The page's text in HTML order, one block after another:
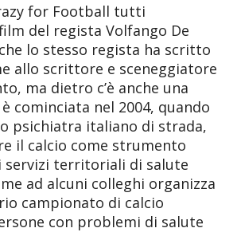
for Football tutti
del regista Volfango De
lo stesso regista ha scritto
allo scrittore e sceneggiatore
ma dietro c’è anche una
cominciata nel 2004, quando
psichiatra italiano di strada,
il calcio come strumento
territoriali di salute
ad alcuni colleghi organizza
campionato di calcio
con problemi di salute